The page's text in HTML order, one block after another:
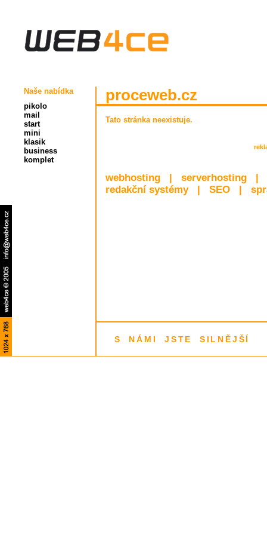
Naše nabídka
pikolo
mail
start
mini
klasik
business
komplet
proceweb.cz
Tato stránka neexistuje.
webhosting | serverhosting |
redakční systémy
| SEO |
S NÁMI JSTE SILNĚJŠÍ